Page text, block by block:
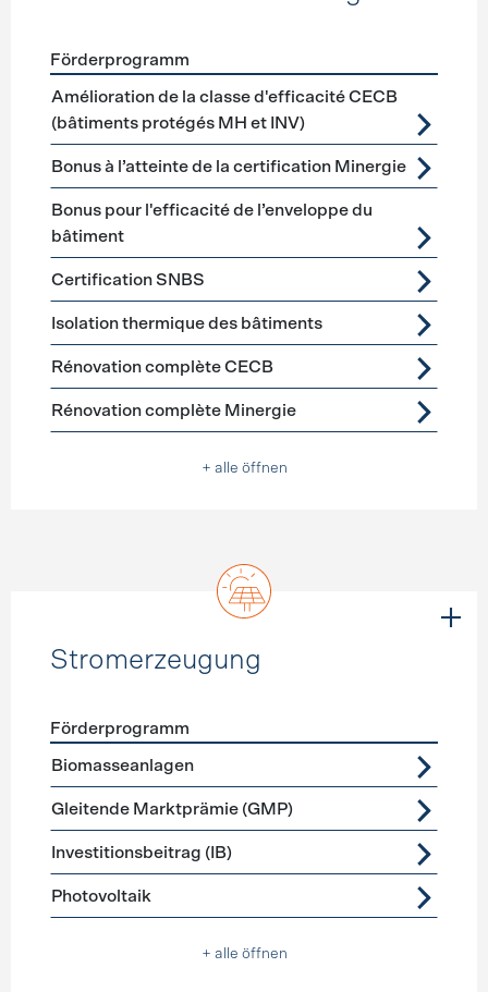
Förderprogramme Gebäudehülle Sanierung
Förderprogramm
Amélioration de la classe d'efficacité CECB
(bâtiments protégés MH et INV)
Bonus à l’atteinte de la certification Minergie
Bonus pour l'efficacité de l’enveloppe du
bâtiment
Certification SNBS
Isolation thermique des bâtiments
Rénovation complète CECB
Rénovation complète Minergie
+ alle öffnen
Stromerzeugung
Förderprogramme
Förderprogramm
Biomasseanlagen
Gleitende Marktprämie (GMP)
Investitionsbeitrag (IB)
Photovoltaik
+ alle öffnen